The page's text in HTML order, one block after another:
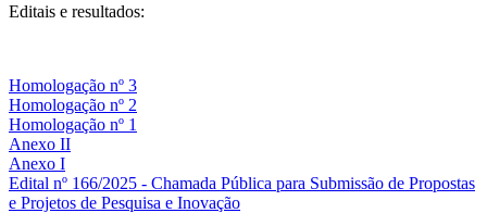
Editais e resultados:
Homologação nº 3
Homologação nº 2
Homologação nº 1
Anexo II
Anexo I
Edital nº 166/2025 - Chamada Pública para Submissão de Propostas
e Projetos de Pesquisa e Inovação